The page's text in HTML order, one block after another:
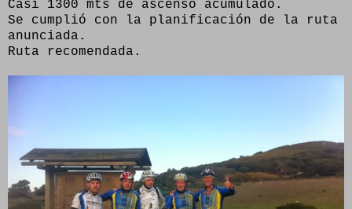
Casi 1300 mts de ascenso acumulado.
Se cumplió con la planificación de la ruta
anunciada.
Ruta recomendada.